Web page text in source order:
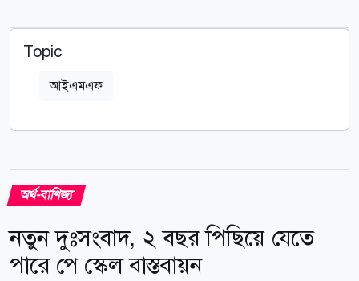
Topic
আইএমএফ
অর্থ-বাণিজ্য
নতুন দুঃসংবাদ, ২ বছর পিছিয়ে যেতে
পারে পে স্কেল বাস্তবায়ন